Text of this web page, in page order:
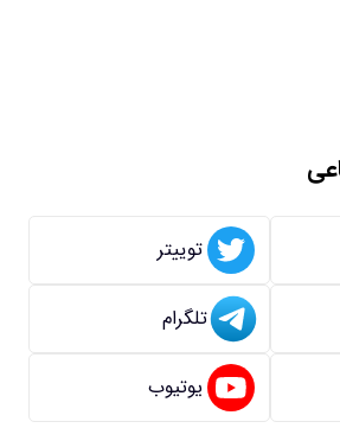
توییتر
تلگرام
یوتیوب